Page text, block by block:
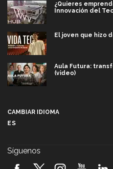
¿Quieres
Innovación del
El joven que hizo
Aula Futura:
(video)
2026! (video)
CAMBIAR IDIOMA
ES
Síguenos